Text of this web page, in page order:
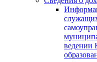
ведении